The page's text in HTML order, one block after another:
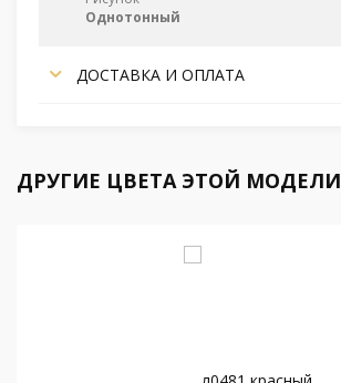
Однотонный
ДОСТАВКА И ОПЛАТА
ДРУГИЕ ЦВЕТА ЭТОЙ МОДЕЛИ